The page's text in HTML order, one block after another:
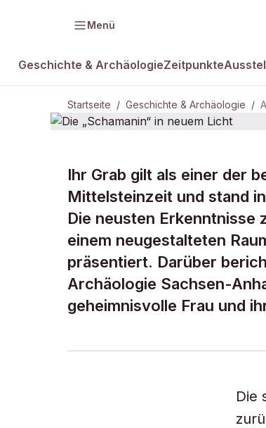
Menü
Geschichte & ArchäologieZeitpunkte
Startseite / Geschichte & Archäologie /
GESCHICHTE & ARCHÄOLOGIE
Die
neuem
Ihr Grab gilt als einer der
Mittelsteinzeit und stand
Die neusten Erkenntnisse
einem neugestalteten
präsentiert. Darüber
Archäologie Sachsen-
geheimnisvolle Frau und
Die